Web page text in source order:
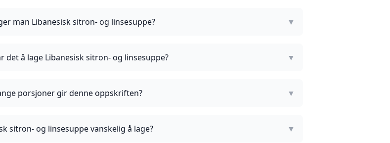
man Libanesisk sitron- og linsesuppe? ▼
det å lage Libanesisk sitron- og linsesuppe? ▼
porsjoner gir denne oppskriften? ▼
sitron- og linsesuppe vanskelig å lage? ▼